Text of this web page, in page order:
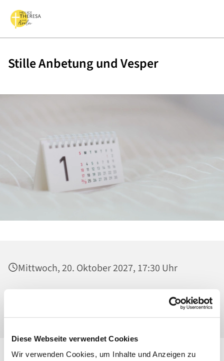
Diese Webseite verwendet Cookies
Wir verwenden Cookies, um Inhalte und Anzeigen zu
Stille Anbetung und Vesper
Mittwoch, 20. Oktober 2027, 17:30 Uhr
Mater Dolorosa, Klosterkirche, Greifswalder